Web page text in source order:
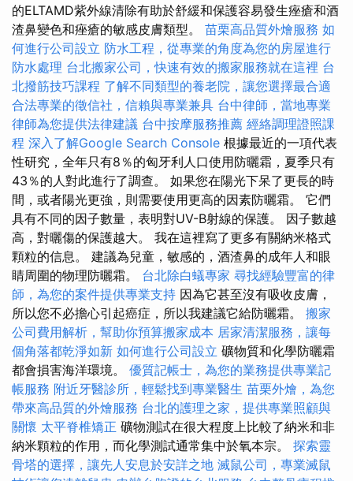
的ELTAMD紫外線清除有助於舒緩和保護容易發生痤瘡和酒
渣鼻變色和痤瘡的敏感皮膚類型。 苗栗高品質外燴服務 如
何進行公司設立 防水工程，從專業的角度為您的房屋進行
防水處理 台北搬家公司，快速有效的搬家服務就在這裡 台
北撥筋技巧課程 了解不同類型的養老院，讓您選擇最合適
合法專業的徵信社，信賴與專業兼具 台中律師，當地專業
律師為您提供法律建議 台中按摩服務推薦 經絡調理證照課
程 深入了解Google Search Console 根據最近的一項代表
性研究，全年只有8％的匈牙利人口使用防曬霜，夏季只有
43％的人對此進行了調查。 如果您在陽光下呆了更長的時
間，或者陽光更強，則需要使用更高的因素防曬霜。 它們
具有不同的因子數量，表明對UV-B射線的保護。 因子數越
高，對曬傷的保護越大。 我在這裡寫了更多有關納米格式
顆粒的信息。 建議為兒童，敏感的，酒渣鼻的成年人和眼
睛周圍的物理防曬霜。 台北除白蟻專家 尋找經驗豐富的律
師，為您的案件提供專業支持 因為它甚至沒有吸收皮膚，
所以您不必擔心引起癌症，所以我建議它給防曬霜。 搬家
公司費用解析，幫助你預算搬家成本 居家清潔服務，讓每
個角落都乾淨如新 如何進行公司設立 礦物質和化學防曬霜
都會損害海洋環境。 優質記帳士，為您的業務提供專業記
帳服務 附近牙醫診所，輕鬆找到專業醫生 苗栗外燴，為您
帶來高品質的外燴服務 台北的護理之家，提供專業照顧與
關懷 太平脊椎矯正 礦物測試在很大程度上比較了納米和非
納米顆粒的作用，而化學測試通常集中於氧本宗。 探索靈
骨塔的選擇，讓先人安息於安詳之地 滅鼠公司，專業滅鼠